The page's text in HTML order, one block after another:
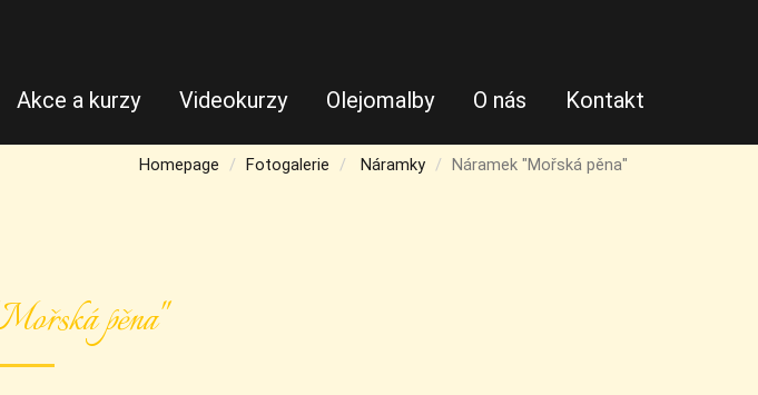
Akce a kurzy Videokurzy Olejomalby O nás Kontakt
Homepage Fotogalerie Náramky Náramek "Mořská pěna"
pěna"